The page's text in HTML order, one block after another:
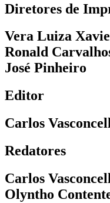
Diretores de
Vera Luiza
Ronald
José Pinheiro
Editor
Carlos
Redatores
Carlos
Olyntho